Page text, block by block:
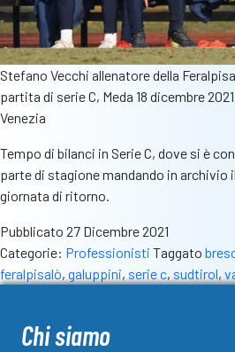
Stefano Vecchi allenatore della
partita di serie C, Meda 18 dicembre
Venezia
Tempo di bilanci in Serie C, dove si è
parte di stagione mandando in archivio
giornata di ritorno.
Pubblicato 27 Dicembre 2021
Categorie: Professionisti Taggato
feralpisalò, galuppini, serie c, sudtirol,
Chi siamo